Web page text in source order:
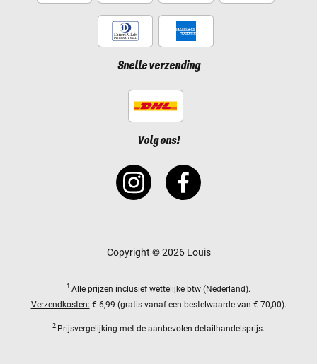
Snelle verzending
Volg ons!
Copyright © 2026 Louis
1 Alle prijzen inclusief wettelijke btw (Nederland).
Verzendkosten: € 6,99 (gratis vanaf een bestelwaarde van € 70,00).
2 Prijsvergelijking met de aanbevolen detailhandelsprijs.